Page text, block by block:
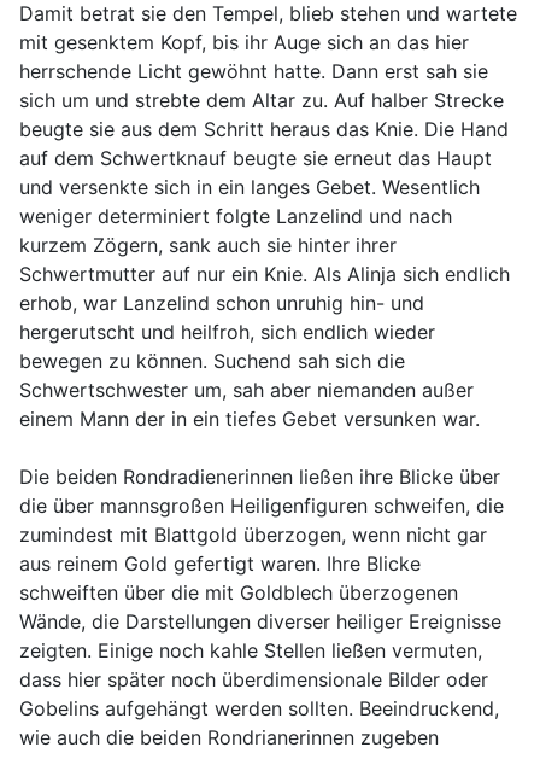
Damit betrat sie den Tempel, blieb stehen und wartete
mit gesenktem Kopf, bis ihr Auge sich an das hier
herrschende Licht gewöhnt hatte. Dann erst sah sie
sich um und strebte dem Altar zu. Auf halber Strecke
beugte sie aus dem Schritt heraus das Knie. Die Hand
auf dem Schwertknauf beugte sie erneut das Haupt
und versenkte sich in ein langes Gebet. Wesentlich
weniger determiniert folgte Lanzelind und nach
kurzem Zögern, sank auch sie hinter ihrer
Schwertmutter auf nur ein Knie. Als Alinja sich endlich
erhob, war Lanzelind schon unruhig hin- und
hergerutscht und heilfroh, sich endlich wieder
bewegen zu können. Suchend sah sich die
Schwertschwester um, sah aber niemanden außer
einem Mann der in ein tiefes Gebet versunken war.
Die beiden Rondradienerinnen ließen ihre Blicke über
die über mannsgroßen Heiligenfiguren schweifen, die
zumindest mit Blattgold überzogen, wenn nicht gar
aus reinem Gold gefertigt waren. Ihre Blicke
schweiften über die mit Goldblech überzogenen
Wände, die Darstellungen diverser heiliger Ereignisse
zeigten. Einige noch kahle Stellen ließen vermuten,
dass hier später noch überdimensionale Bilder oder
Gobelins aufgehängt werden sollten. Beeindruckend,
wie auch die beiden Rondrianerinnen zugeben